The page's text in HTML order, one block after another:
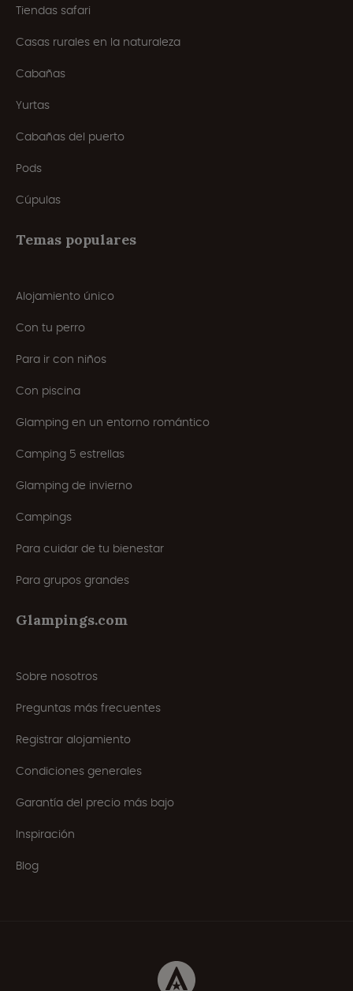
Tiendas safari
Casas rurales en la naturaleza
Cabañas
Yurtas
Cabañas del puerto
Pods
Cúpulas
Temas populares
Alojamiento único
Con tu perro
Para ir con niños
Con piscina
Glamping en un entorno romántico
Camping 5 estrellas
Glamping de invierno
Campings
Para cuidar de tu bienestar
Para grupos grandes
Glampings.com
Sobre nosotros
Preguntas más frecuentes
Registrar alojamiento
Condiciones generales
Garantía del precio más bajo
Inspiración
Blog